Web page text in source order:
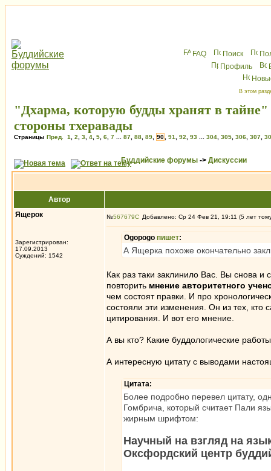
FAQ Поиск
Профиль
В этом
"Дхарма, которую будды хранят в
стороны тхеравады
Страницы Пред. 1 2 3 4 5 6 7 87 88 89 90 91 92 93 304 305 306 307
Буддийские форумы -> Дискуссии
Автор
Ящерок
Зарегистрирован:
17.09.2013
Суждений: 1542
№567679 Добавлено: Ср 24 Фев 21, 19:11 (5 лет
Ogopogo пишет:
А Ящерка похоже окончательно
Как раз таки заклинило Вас. Вы снова и
повторить мнение авторитетного
чем состоят правки. И про
состояли эти изменения. Он из тех,
цитирования. И вот его мнение.
А вы кто? Какие буддологические
А интересную цитату с выводами
Цитата:
Более подробно перевел цитату,
Гомбрича, который считает Пали
жирным шрифтом:
Научный на взгляд на
Оксфордский центр